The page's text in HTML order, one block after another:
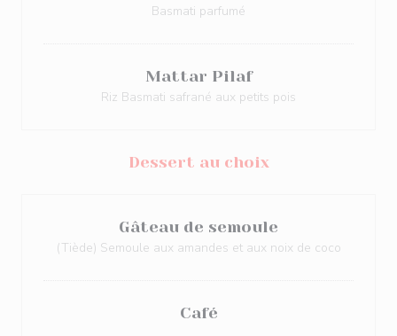
Basmati parfumé
Mattar Pilaf
Riz Basmati safrané aux petits pois
Dessert au choix
Gâteau de semoule
(Tiède) Semoule aux amandes et aux noix de coco
Café